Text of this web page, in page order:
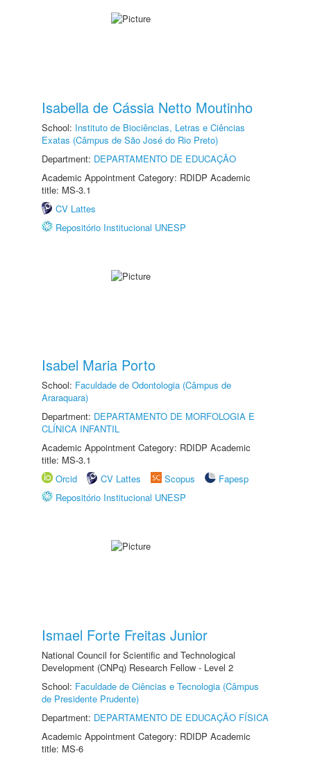
Isabella de Cássia Netto Moutinho
School: Instituto de Biociências, Letras e Ciências
Exatas (Câmpus de São José do Rio Preto)
Department: DEPARTAMENTO DE EDUCAÇÃO
Academic Appointment Category: RDIDP Academic
title: MS-3.1
CV Lattes
Repositório Institucional UNESP
Isabel Maria Porto
School: Faculdade de Odontologia (Câmpus de
Araraquara)
Department: DEPARTAMENTO DE MORFOLOGIA E
CLÍNICA INFANTIL
Academic Appointment Category: RDIDP Academic
title: MS-3.1
Orcid
CV Lattes Scopus
Fapesp
Repositório Institucional UNESP
Ismael Forte Freitas Junior
National Council for Scientific and Technological
Development (CNPq) Research Fellow - Level 2
School: Faculdade de Ciências e Tecnologia (Câmpus
de Presidente Prudente)
Department: DEPARTAMENTO DE EDUCAÇÃO FÍSICA
Academic Appointment Category: RDIDP Academic
title: MS-6